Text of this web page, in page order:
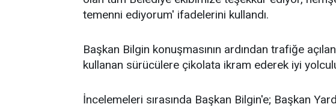
temenni ediyorum' ifadelerini kullandı.
Başkan Bilgin konuşmasının ardından trafiğe
kullanan sürücülere çikolata ikram ederek iyi
İncelemeleri sırasında Başkan Bilgin'e; Başkan